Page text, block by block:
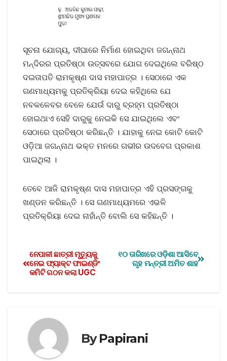
ସୂଚନା ଯୋଗ୍ୟ, ଦୀଘାରେ ନିର୍ମାଣ ହୋଇଥିବା ଜଗନ୍ନାଥ
ମନ୍ଦିରର ପ୍ରତିଷ୍ଠା ଉତ୍ସବରେ ଯୋଗ ଦେଇଥିଲେ ବରିଷ୍ଠ
ଦଇତାପତି ରାମକୃଷ୍ଣ ଦାସ ମହାପାତ୍ର । ସେଠାରେ ଏକ
ଗଣମାଧ୍ୟମକୁ ପ୍ରତିକ୍ରିୟା ଦେଇ କହିଥିଲେ ଯେ
ନବକଳେବର ବେଳେ ଯେଉଁ ଦାରୁ ବ୍ରହ୍ମ ପ୍ରତିଷ୍ଠା
ହୋଇଥାଏ ସେହି ଦାରୁକୁ ନେଇକି ସେ ଯାଇଥିଲେ ଏବଂ
ସେଠାରେ ପ୍ରତିଷ୍ଠା କରିଛନ୍ତି । ଯାହାକୁ ନେଇ କୋଟି କୋଟି
ଓଡ଼ିଆ ଜଗନ୍ନାଥ ଭକ୍ତ ମନରେ ଗଭୀର ଉଦବେଗ ପ୍ରକାଶ
ପାଇଥିଲା ।
ତେବେ ଆଜି ରାମକୃଷ୍ଣ ଦାସ ମହାପାତ୍ର ଏହି ପ୍ରସଙ୍ଗକୁ
ଖଣ୍ଡନ କରିଛନ୍ତି । ସେ ଗଣମାଧ୍ୟମରେ ଏଭଳି
ପ୍ରତିକ୍ରିୟା ଦେଇ ନାହାଁନ୍ତି ବୋଲି ସେ କହିଛନ୍ତି ।
୧୦ ତାରିଖରେ ଓଡ଼ିଶା ଆସିବେ
ଗୃହ ମନ୍ତ୍ରୀ ଅମିତ ଶାହ
ନେପାଳୀ ଛାତ୍ରୀ ମୃତ୍ୟୁକୁ
ନେଇ ଫ୍ୟାକ୍ଟ ଫାଇଣ୍ଡିଂ
କମିଟି ଗଠନ କଲା UGC
ByPapirani